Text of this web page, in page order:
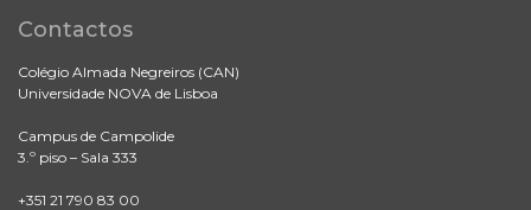
Contactos
Colégio Almada Negreiros (CAN)
Universidade NOVA de Lisboa
Campus de Campolide
3.º piso – Sala 333
+351 21 790 83 00